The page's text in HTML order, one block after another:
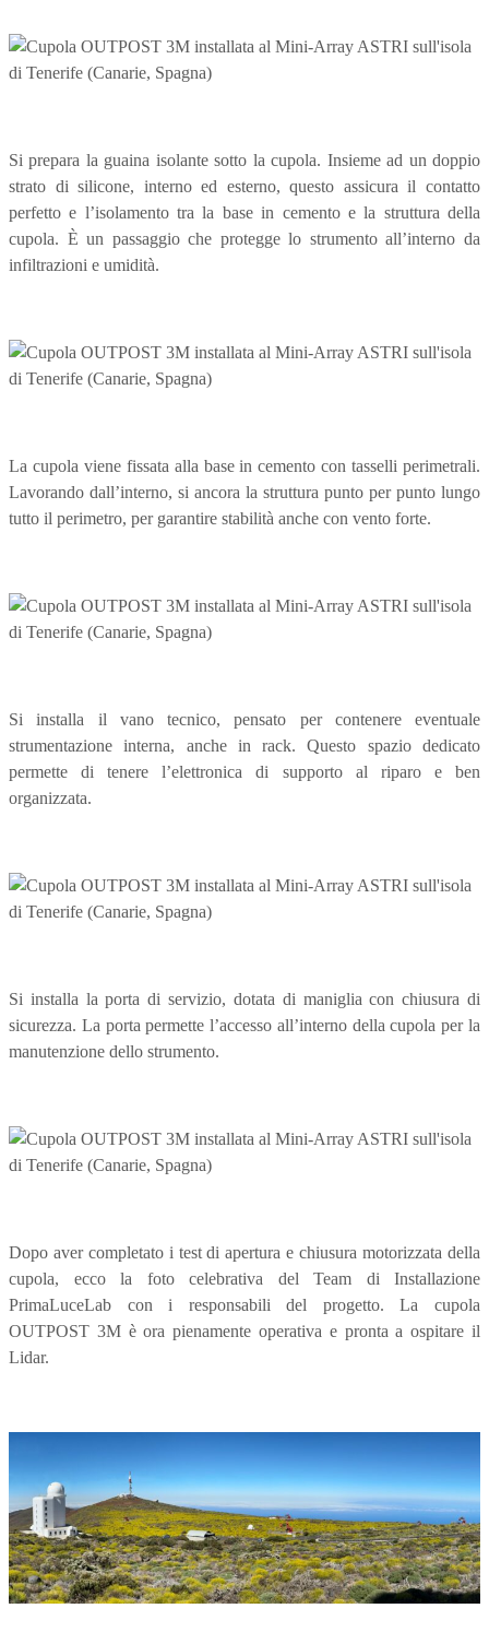
Si prepara la guaina isolante sotto la cupola. Insieme ad un doppio
strato di silicone, interno ed esterno, questo assicura il contatto
perfetto e l’isolamento tra la base in cemento e la struttura della
cupola. È un passaggio che protegge lo strumento all’interno da
infiltrazioni e umidità.
La cupola viene fissata alla base in cemento con tasselli perimetrali.
Lavorando dall’interno, si ancora la struttura punto per punto lungo
tutto il perimetro, per garantire stabilità anche con vento forte.
Si installa il vano tecnico, pensato per contenere eventuale
strumentazione interna, anche in rack. Questo spazio dedicato
permette di tenere l’elettronica di supporto al riparo e ben
organizzata.
Si installa la porta di servizio, dotata di maniglia con chiusura di
sicurezza. La porta permette l’accesso all’interno della cupola per la
manutenzione dello strumento.
Dopo aver completato i test di apertura e chiusura motorizzata della
cupola, ecco la foto celebrativa del Team di Installazione
PrimaLuceLab con i responsabili del progetto. La cupola
OUTPOST 3M è ora pienamente operativa e pronta a ospitare il
Lidar.